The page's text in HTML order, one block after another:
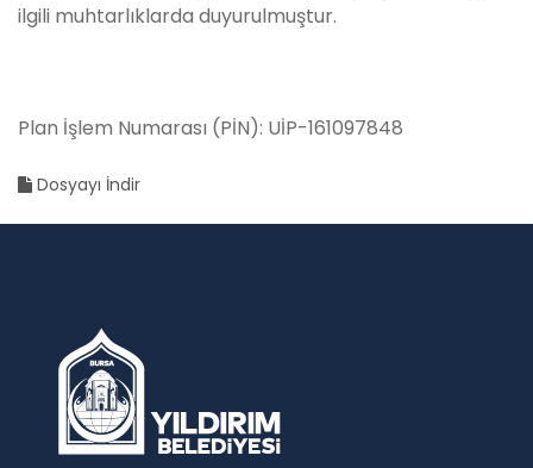
ilgili muhtarlıklarda duyurulmuştur.
Plan İşlem Numarası (PİN): UİP-161097848
Dosyayı İndir